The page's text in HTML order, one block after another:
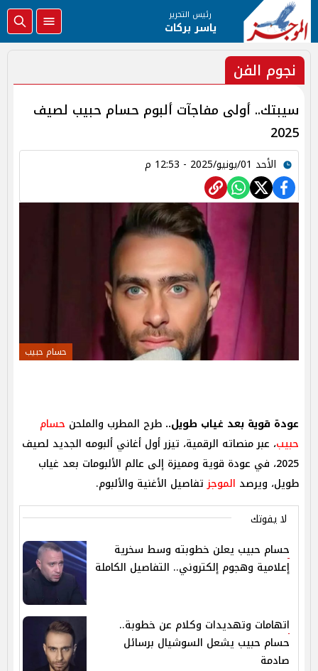
رئيس التحرير
ياسر بركات
نجوم الفن
سيبتك.. أولى مفاجآت ألبوم حسام حبيب لصيف
2025
الأحد 01/يونيو/2025 - 12:53 م
حسام حبيب
عودة قوية بعد غياب طويل.. طرح المطرب والملحن حسام
حبيب، عبر منصاته الرقمية، تيزر أول أغاني ألبومه الجديد لصيف
2025، في عودة قوية ومميزة إلى عالم الألبومات بعد غياب
طويل، ويرصد الموجزتفاصيل الأغنية والألبوم.
لا يفوتك
حسام حبيب يعلن خطوبته وسط سخرية
إعلامية وهجوم إلكتروني.. التفاصيل الكاملة
اتهامات وتهديدات وكلام عن خطوبة..
حسام حبيب يشعل السوشيال برسائل
صادمة